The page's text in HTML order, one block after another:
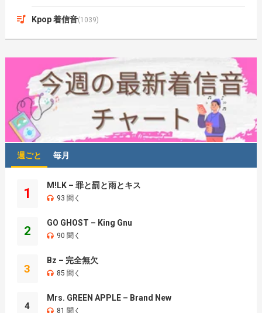
Kpop 着信音(1039)
週ごと 毎月
1
M!LK – 罪と罰と雨とキス
93 聞く
2
GO GHOST – King Gnu
90 聞く
3
Bz – 完全無欠
85 聞く
4
Mrs. GREEN APPLE – Brand New
81 聞く